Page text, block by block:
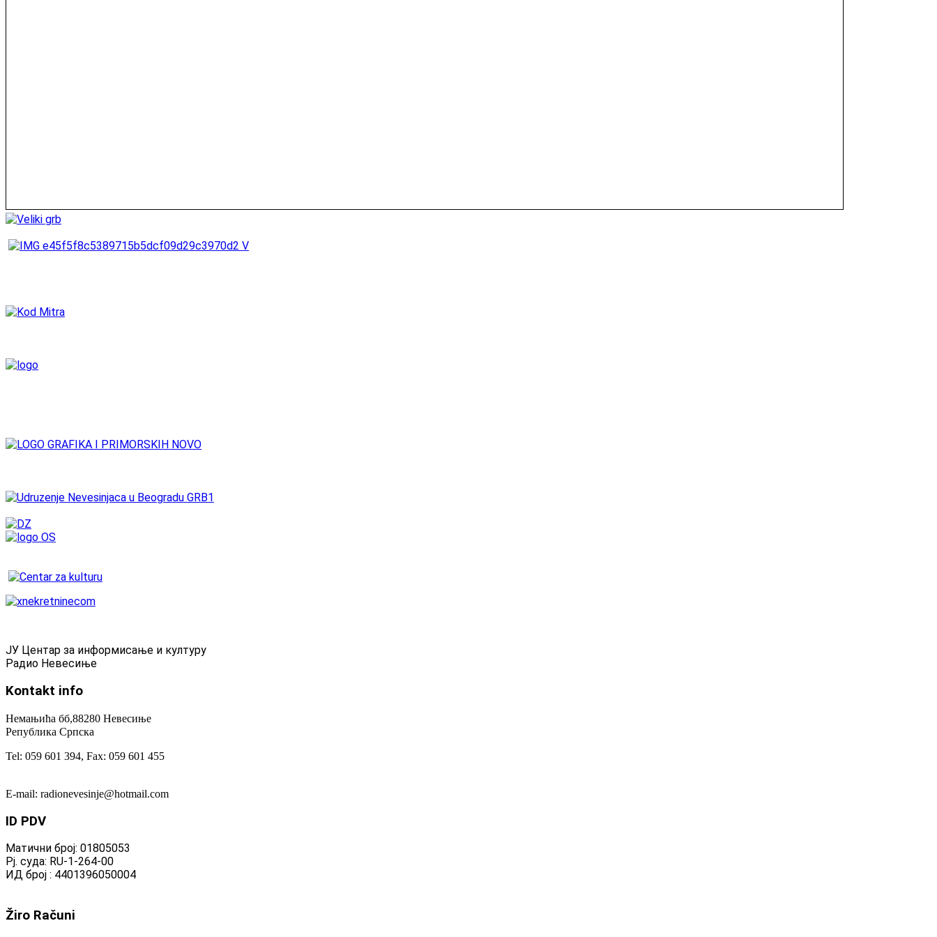
ЈУ Центар за информисање и културу
Радио Невесиње
Kontakt info
Немањића бб,88280 Невесиње
Република Српска
Tel: 059 601 394, Fax: 059 601 455
E-mail: radionevesinje@hotmail.com
ID PDV
Матични број: 01805053
Рј. суда: RU-1-264-00
ИД број : 4401396050004
Žiro Računi